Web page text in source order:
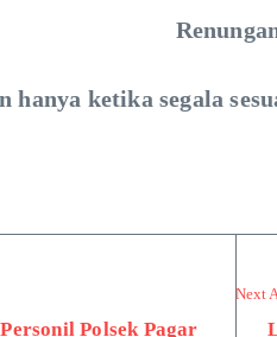
hanya ketika segala
Polsek Pagar
Next